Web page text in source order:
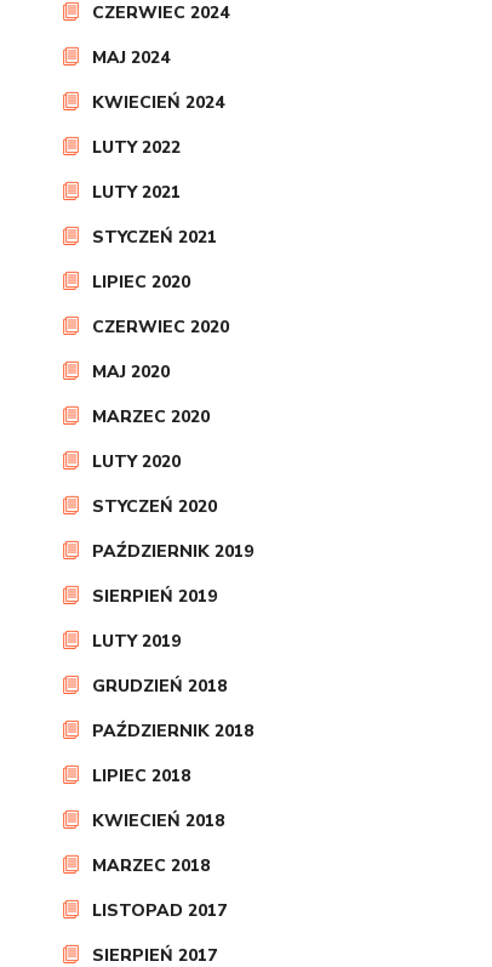
CZERWIEC 2024
MAJ 2024
KWIECIEŃ 2024
LUTY 2022
LUTY 2021
STYCZEŃ 2021
LIPIEC 2020
CZERWIEC 2020
MAJ 2020
MARZEC 2020
LUTY 2020
STYCZEŃ 2020
PAŹDZIERNIK 2019
SIERPIEŃ 2019
LUTY 2019
GRUDZIEŃ 2018
PAŹDZIERNIK 2018
LIPIEC 2018
KWIECIEŃ 2018
MARZEC 2018
LISTOPAD 2017
SIERPIEŃ 2017